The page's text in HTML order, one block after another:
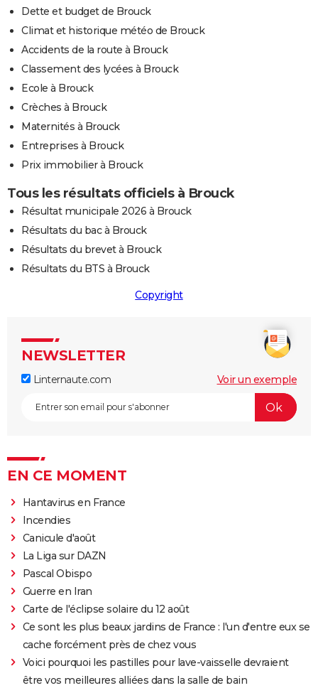
Dette et budget de Brouck
Climat et historique météo de Brouck
Accidents de la route à Brouck
Classement des lycées à Brouck
Ecole à Brouck
Crèches à Brouck
Maternités à Brouck
Entreprises à Brouck
Prix immobilier à Brouck
Tous les résultats officiels à Brouck
Résultat municipale 2026 à Brouck
Résultats du bac à Brouck
Résultats du brevet à Brouck
Résultats du BTS à Brouck
Copyright
NEWSLETTER
Linternaute.com Voir un exemple
EN CE MOMENT
Hantavirus en France
Incendies
Canicule d'août
La Liga sur DAZN
Pascal Obispo
Guerre en Iran
Carte de l'éclipse solaire du 12 août
Ce sont les plus beaux jardins de France : l'un d'entre eux se
cache forcément près de chez vous
Voici pourquoi les pastilles pour lave-vaisselle devraient
être vos meilleures alliées dans la salle de bain